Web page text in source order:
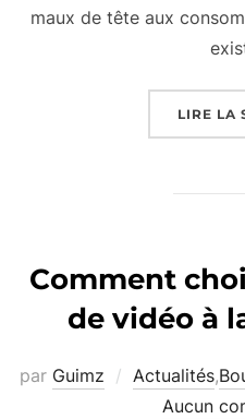
maux de tête aux
LIRE LA
Comment
de vidéo à
par Guimz Actualités,
Aucun